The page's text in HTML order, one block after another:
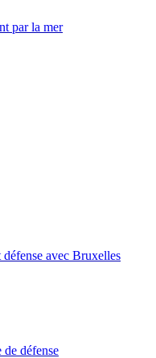
par la mer
défense avec Bruxelles
de défense